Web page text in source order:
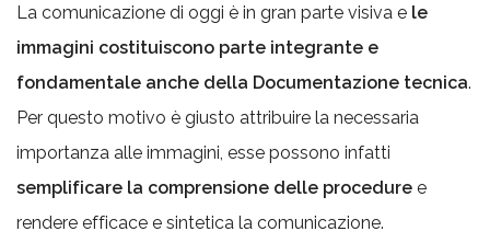
La comunicazione di oggi è in gran parte visiva e le
immagini costituiscono parte integrante e
fondamentale anche della Documentazione tecnica.
Per questo motivo è giusto attribuire la necessaria
importanza alle immagini, esse possono infatti
semplificare la comprensione delle procedure e
rendere efficace e sintetica la comunicazione.